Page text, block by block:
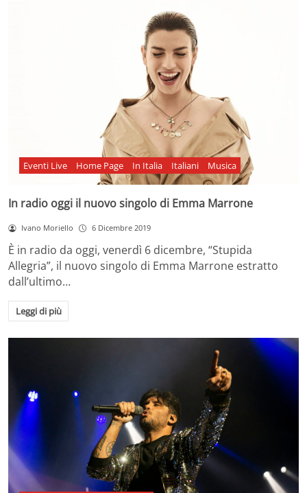
Eventi Live Home Page In Italia Italiani Musica
In radio oggi il nuovo singolo di Emma Marrone
Ivano Moriello 6 Dicembre 2019
È in radio da oggi, venerdì 6 dicembre, “Stupida
Allegria”, il nuovo singolo di Emma Marrone estratto
dall’ultimo…
Leggi di più